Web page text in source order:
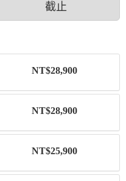
截止
NT$28,900
NT$28,900
NT$25,900